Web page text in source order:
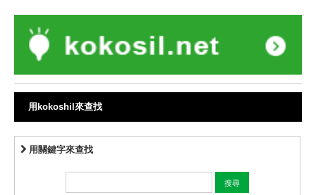
用kokoshil來查找
用關鍵字來查找